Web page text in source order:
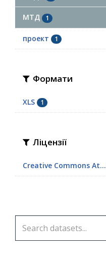
МТД 1
проект 1
Формати
XLS 1
Ліцензії
Creative Commons At...